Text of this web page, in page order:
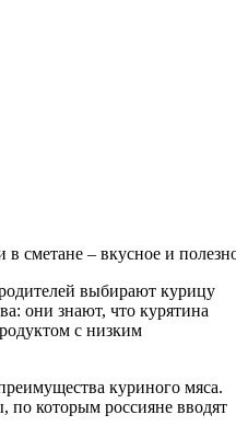
сметане – вкусное и
выбирают курицу
они знают, что курятина
с низким
куриного мяса.
по которым россияне вводят